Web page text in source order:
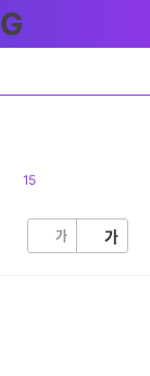
댓
15
가 가